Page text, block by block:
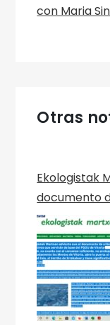
con Maria
Otras
Ekologistak
documento
servirán de
Gasteiz, no
suficiente,
Montes de
del Zaia, al
significativas